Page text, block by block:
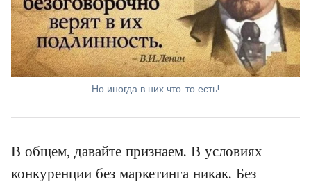
Но иногда в них что-то есть!
В общем, давайте признаем. В условиях
конкуренции без маркетинга никак. Без